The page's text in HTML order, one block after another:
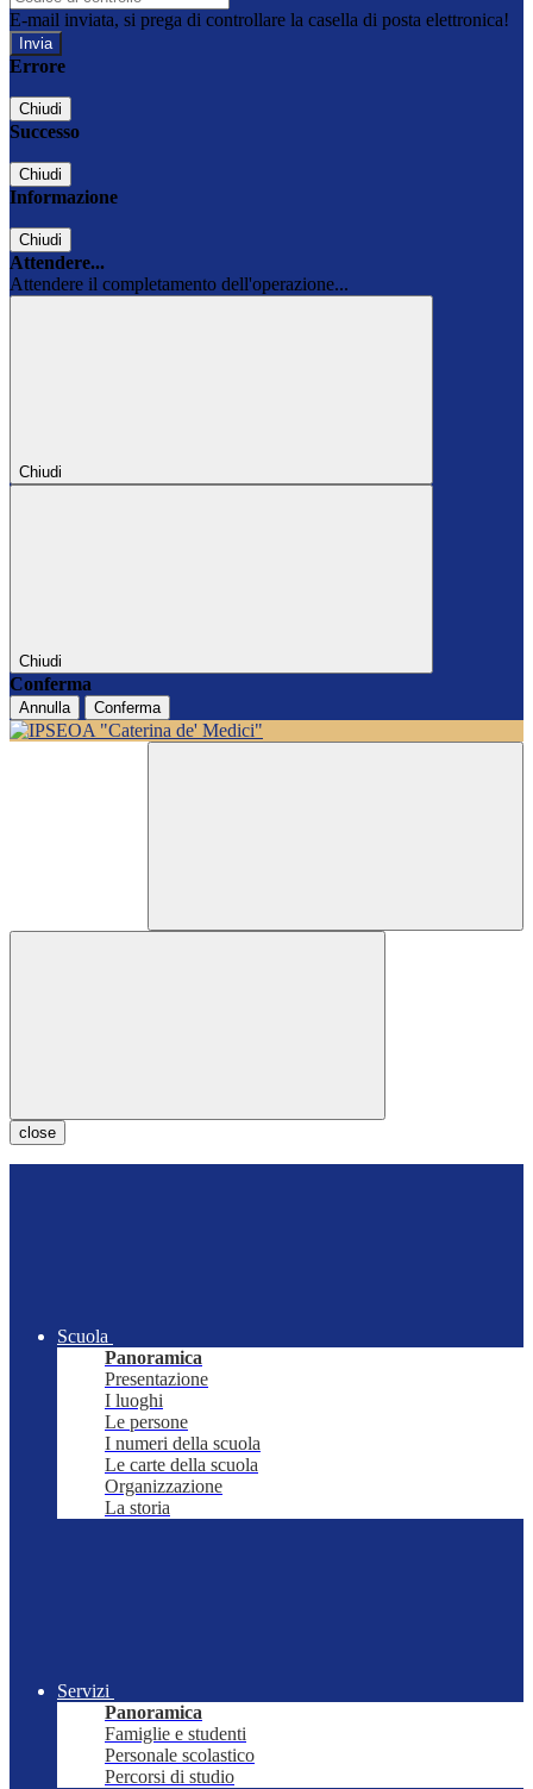
E-mail inviata, si prega di controllare la casella di posta elettronica!
Errore
Chiudi
Successo
Chiudi
Informazione
Chiudi
Attendere...
Attendere il completamento dell'operazione...
Chiudi
Chiudi
Conferma
Annulla Conferma
close
Scuola
Panoramica
Presentazione
I luoghi
Le persone
I numeri della scuola
Le carte della scuola
Organizzazione
La storia
Servizi
Panoramica
Famiglie e studenti
Personale scolastico
Percorsi di studio